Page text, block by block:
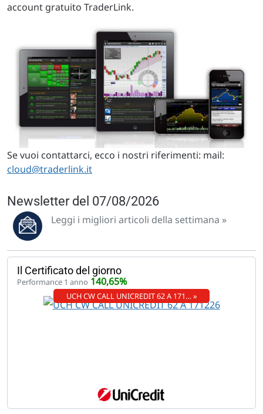
account gratuito TraderLink.
Se vuoi contattarci, ecco i nostri riferimenti: mail:
cloud@traderlink.it
Newsletter del 07/08/2026
Leggi i migliori articoli della settimana »
Il Certificato del giorno
Performance 1 anno 140,65%
UCH CW CALL UNICREDIT 62 A 171… »